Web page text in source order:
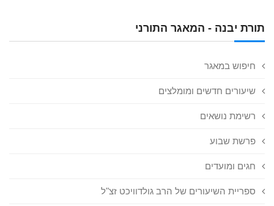
תורת יבנה - המאגר התורני
חיפוש במאגר
שיעורים חדשים ומומלצים
רשימת נושאים
פרשת שבוע
חגים ומועדים
ספריית השיעורים של הרב גולדוויכט זצ"ל